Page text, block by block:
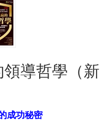
導哲學（新
成功秘密